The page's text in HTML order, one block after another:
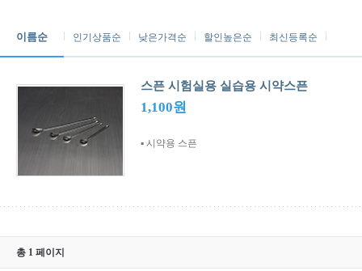
이름순 인기상품순 낮은가격순 할인높은순 최신등록순
스픈 시험실용 실습용 시약스픈
1,100원
▪ 시약용 스픈
총 1 페이지